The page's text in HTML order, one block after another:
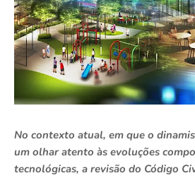
No contexto atual, em que o
um olhar atento às evoluções
tecnológicas, a revisão do Código